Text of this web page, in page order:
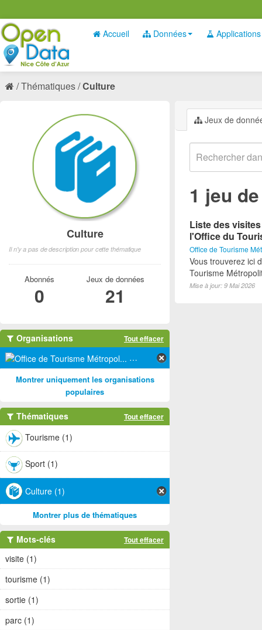
Accueil Données Applications
Thématiques Culture
Jeux de
1 jeu
Liste des
l'Office du
Office de Tourisme
Vous trouverez ici
Tourisme
Mise à jour: 9 Mai 2026
Culture
Il n'y a pas de description pour cette thématique
Abonnés
0
Jeux de données
21
Organisations Tout effacer
Office de Tourisme Métropol... (1)
Montrer uniquement les organisations
populaires
Thématiques Tout effacer
Tourisme (1)
Sport (1)
Culture (1)
Montrer plus de thématiques
Mots-clés Tout effacer
visite (1)
tourisme (1)
sortie (1)
parc (1)